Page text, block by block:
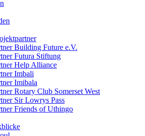
Building Future e.V.
Futura Stiftung
Help Alliance
Imbali
Imibala
Rotary Club Somerset West
Sir Lowrys Pass
Friends of Uthingo